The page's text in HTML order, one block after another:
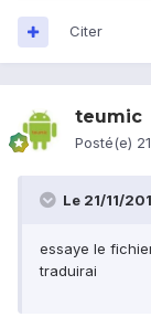
Citer
teumic
Posté(e)
Le 21/11/
essaye le
traduirai